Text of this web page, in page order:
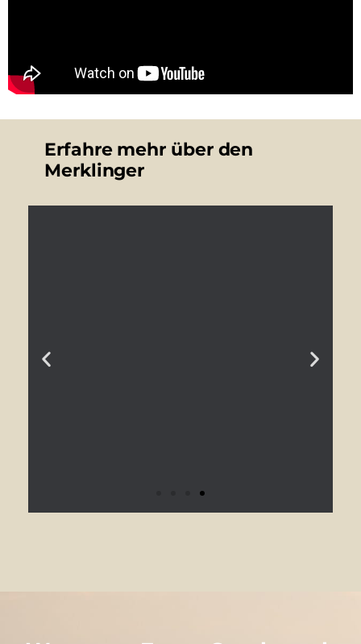
Erfahre mehr über den
Merklinger